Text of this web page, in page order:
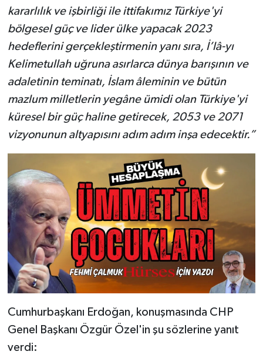
kararlılık ve işbirliği ile ittifakımız Türkiye'yi
bölgesel güç ve lider ülke yapacak 2023
hedeflerini gerçekleştirmenin yanı sıra, İ’lâ-yı
Kelimetullah uğruna asırlarca dünya barışının ve
adaletinin teminatı, İslam âleminin ve bütün
mazlum milletlerin yegâne ümidi olan Türkiye'yi
küresel bir güç haline getirecek, 2053 ve 2071
vizyonunun altyapısını adım adım inşa edecektir.”
Cumhurbaşkanı Erdoğan, konuşmasında CHP
Genel Başkanı Özgür Özel'in şu sözlerine yanıt
verdi: